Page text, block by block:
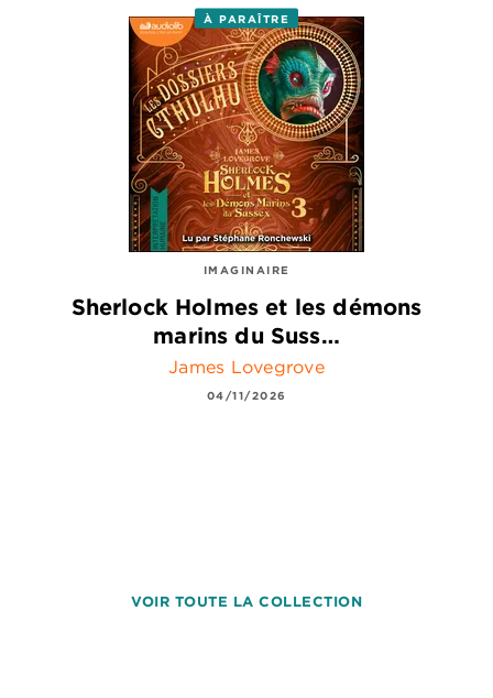
À PARAÎTRE
IMAGINAIRE
Sherlock Holmes et les démons
marins du Suss…
James Lovegrove
04/11/2026
VOIR TOUTE LA COLLECTION